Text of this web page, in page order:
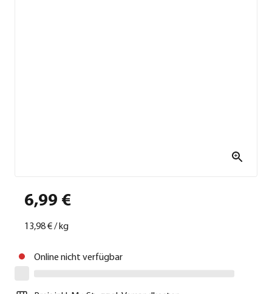
6,99 €
13,98 €/ kg
Online nicht verfügbar